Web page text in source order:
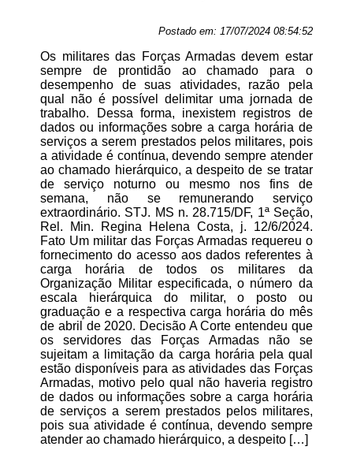
Postado em: 17/07/2024 08:54:52
Os militares das Forças Armadas devem estar
sempre de prontidão ao chamado para o
desempenho de suas atividades, razão pela
qual não é possível delimitar uma jornada de
trabalho. Dessa forma, inexistem registros de
dados ou informações sobre a carga horária de
serviços a serem prestados pelos militares, pois
a atividade é contínua, devendo sempre atender
ao chamado hierárquico, a despeito de se tratar
de serviço noturno ou mesmo nos fins de
semana, não se remunerando serviço
extraordinário. STJ. MS n. 28.715/DF, 1ª Seção,
Rel. Min. Regina Helena Costa, j. 12/6/2024.
Fato Um militar das Forças Armadas requereu o
fornecimento do acesso aos dados referentes à
carga horária de todos os militares da
Organização Militar especificada, o número da
escala hierárquica do militar, o posto ou
graduação e a respectiva carga horária do mês
de abril de 2020. Decisão A Corte entendeu que
os servidores das Forças Armadas não se
sujeitam a limitação da carga horária pela qual
estão disponíveis para as atividades das Forças
Armadas, motivo pelo qual não haveria registro
de dados ou informações sobre a carga horária
de serviços a serem prestados pelos militares,
pois sua atividade é contínua, devendo sempre
atender ao chamado hierárquico, a despeito […]